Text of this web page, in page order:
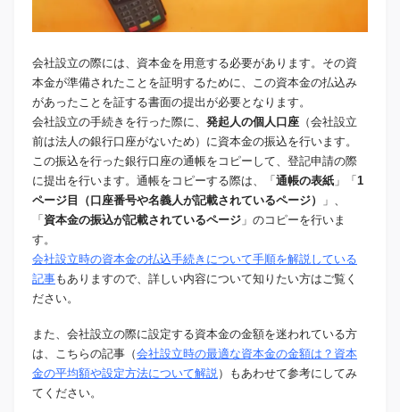
会社設立の際には、資本金を用意する必要があります。その資
本金が準備されたことを証明するために、この資本金の払込み
があったことを証する書面の提出が必要となります。
会社設立の手続きを行った際に、 発起人の個人口座 （会社設立
前は法人の銀行口座がないため）に資本金の振込を行います。
この振込を行った銀行口座の通帳をコピーして、登記申請の際
に提出を行います。通帳をコピーする際は、「 通帳の表紙 」「 1
ページ目（口座番号や名義人が記載されているページ）
」、
「 資本金の振込が記載されているページ 」のコピーを行いま
す。
会社設立時の資本金の払込手続きについて手順を解説している
記事もありますので、詳しい内容について知りたい方はご覧く
ださい。
また、会社設立の際に設定する資本金の金額を迷われている方
は、こちらの記事（会社設立時の最適な資本金の金額は？資本
金の平均額や設定方法について解説）もあわせて参考にしてみ
てください。